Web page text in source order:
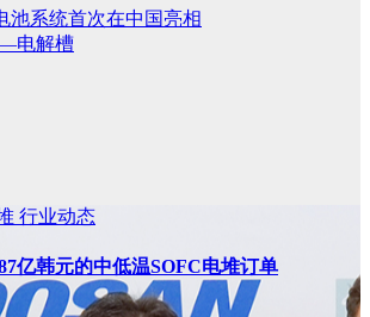
池系统首次在中国亮相
电解槽
行业动态
亿韩元的中低温SOFC电堆订单